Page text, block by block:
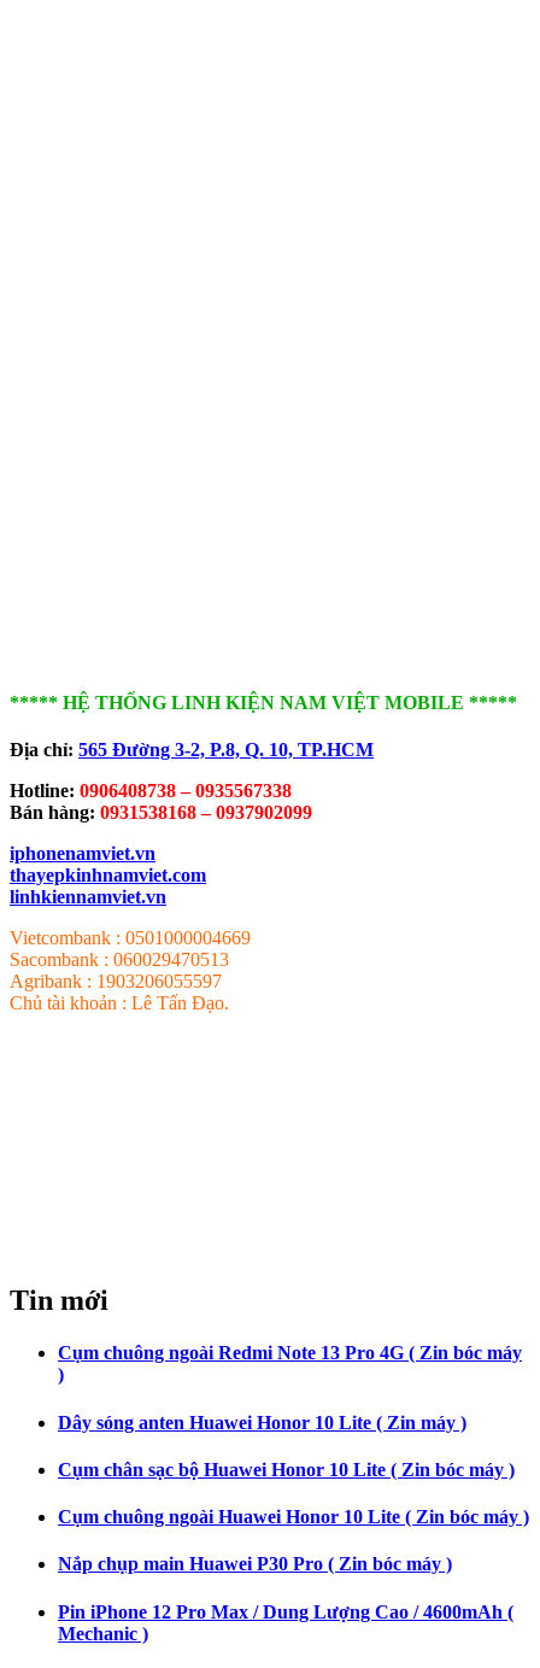
***** HỆ THỐNG LINH KIỆN NAM VIỆT MOBILE *****
Địa chỉ: 565 Đường 3-2, P.8, Q. 10, TP.HCM
Hotline: 0906408738 – 0935567338
Bán hàng: 0931538168 – 0937902099
iphonenamviet.vn
thayepkinhnamviet.com
linhkiennamviet.vn
Vietcombank : 0501000004669
Sacombank : 060029470513
Agribank : 1903206055597
Chủ tài khoản : Lê Tấn Đạo.
Tin mới
Cụm chuông ngoài Redmi Note 13 Pro 4G ( Zin bóc máy
)
Dây sóng anten Huawei Honor 10 Lite ( Zin máy )
Cụm chân sạc bộ Huawei Honor 10 Lite ( Zin bóc máy )
Cụm chuông ngoài Huawei Honor 10 Lite ( Zin bóc máy )
Nắp chụp main Huawei P30 Pro ( Zin bóc máy )
Pin iPhone 12 Pro Max / Dung Lượng Cao / 4600mAh (
Mechanic )